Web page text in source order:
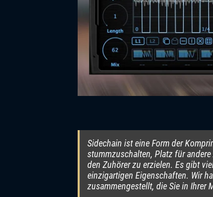
Sidechain ist eine Form der
stummzuschalten, Platz für
den Zuhörer zu erzielen. Es gibt
einzigartigen Eigenschaften. Wir
zusammengestellt, die Sie in Ihrer